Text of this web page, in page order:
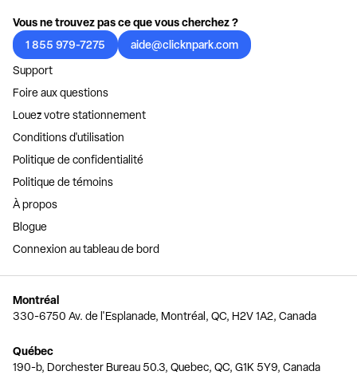
Vous ne trouvez pas ce que vous cherchez ?
1 855 979-7275
aide@clicknpark.com
Support
Foire aux questions
Louez votre stationnement
Conditions d'utilisation
Politique de confidentialité
Politique de témoins
À propos
Blogue
Connexion au tableau de bord
Montréal
330-6750 Av. de l'Esplanade, Montréal, QC, H2V 1A2, Canada
Québec
190-b, Dorchester Bureau 50.3, Quebec, QC, G1K 5Y9, Canada